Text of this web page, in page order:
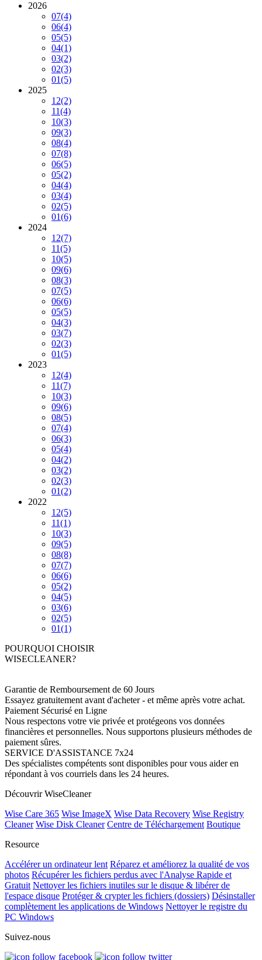
2026
07(4)
06(4)
05(5)
04(1)
03(2)
02(3)
01(5)
2025
12(2)
11(4)
10(3)
09(3)
08(4)
07(8)
06(5)
05(2)
04(4)
03(4)
02(5)
01(6)
2024
12(7)
11(5)
10(5)
09(6)
08(3)
07(5)
06(6)
05(5)
04(3)
03(7)
02(3)
01(5)
2023
12(4)
11(7)
10(3)
09(6)
08(5)
07(4)
06(3)
05(4)
04(2)
03(2)
02(3)
01(2)
2022
12(5)
11(1)
10(3)
09(5)
08(8)
07(7)
06(6)
05(2)
04(5)
03(6)
02(5)
01(1)
POURQUOI CHOISIR
WISECLEANER?
Garantie de Remboursement de 60 Jours
Essayez gratuitement avant d'acheter - et même après votre achat.
Paiement Sécurisé en Ligne
Nous respectons votre vie privée et protégeons vos données
financières et personnelles. Nous supportons plusieurs méthodes de
paiement sûres.
SERVICE D'ASSISTANCE 7x24
Des spécialistes compétents sont disponibles pour vous aider en
répondant à vos courriels dans les 24 heures.
Découvrir WiseCleaner
Wise Care 365 Wise ImageX Wise Data Recovery Wise Registry
Cleaner Wise Disk Cleaner Centre de Téléchargement Boutique
Resource
Accélérer un ordinateur lent Réparez et améliorez la qualité de vos
photos Récupérer les fichiers perdus avec l'Analyse Rapide et
Gratuit Nettoyer les fichiers inutiles sur le disque & libérer de
l'espace disque Protéger & crypter les fichiers (dossiers) Désinstaller
complètement les applications de Windows Nettoyer le registre du
PC Windows
Suivez-nous